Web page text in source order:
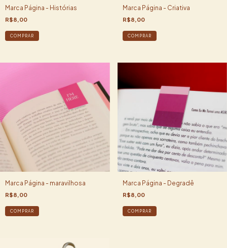
Marca Página - Histórias
R$8,00
Marca Página - Criativa
R$8,00
Marca Página - maravilhosa
R$8,00
Marca Página - Degradê
R$8,00